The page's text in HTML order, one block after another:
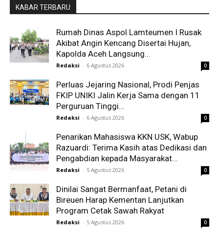
KABAR TERBARU
Rumah Dinas Aspol Lamteumen I Rusak
Akibat Angin Kencang Disertai Hujan,
Kapolda Aceh Langsung...
Redaksi - 6 Agustus 2026 0
Perluas Jejaring Nasional, Prodi Penjas
FKIP UNIKI Jalin Kerja Sama dengan 11
Perguruan Tinggi...
Redaksi - 6 Agustus 2026 0
Penarikan Mahasiswa KKN USK, Wabup
Razuardi: Terima Kasih atas Dedikasi dan
Pengabdian kepada Masyarakat...
Redaksi - 5 Agustus 2026 0
Dinilai Sangat Bermanfaat, Petani di
Bireuen Harap Kementan Lanjutkan
Program Cetak Sawah Rakyat
Redaksi - 5 Agustus 2026 0